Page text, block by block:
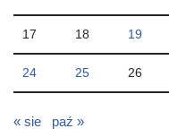
17 18 19
24 25 26
« sie paź »